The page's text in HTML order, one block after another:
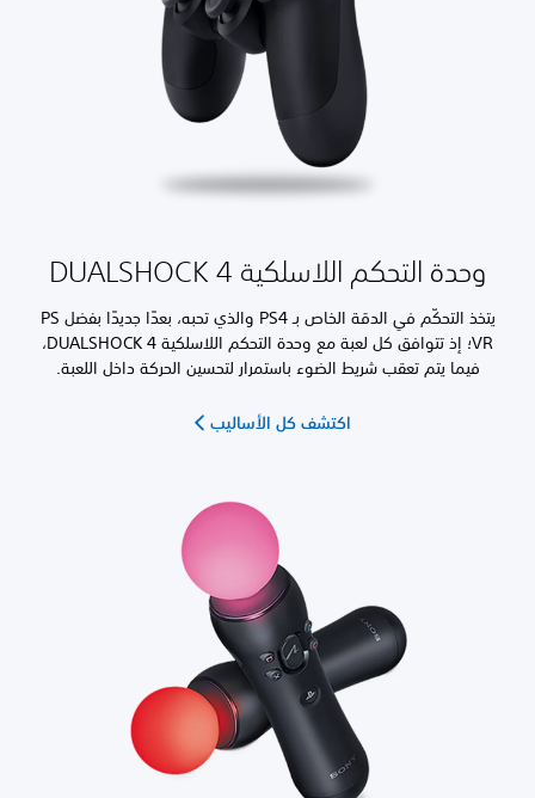
وحدة التحكم اللاسلكية DUALSHOCK 4
يتخذ التحكّم في الدقة الخاص بـ PS4 والذي تحبه، بعدًا جديدًا بفضل PS
VR؛ إذ تتوافق كل لعبة مع وحدة التحكم اللاسلكية DUALSHOCK 4،
فيما يتم تعقب شريط الضوء باستمرار لتحسين الحركة داخل اللعبة.
اكتشف كل الأساليب